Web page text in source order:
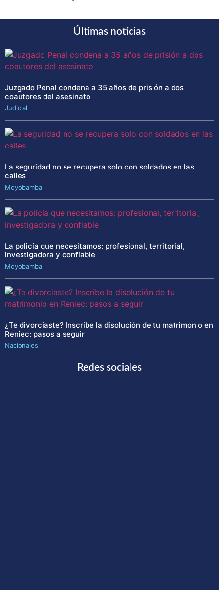
Últimas noticias
Juzgado Penal condena a 35 años de prisión a dos
coautores del asesinato
Judicial
La seguridad no se recupera solo con soldados en las
calles
Moyobamba
La policía que necesitamos: profesional, territorial,
investigadora y confiable
Moyobamba
¿Te divorciaste? Inscribe la disolución de tu matrimonio en
Reniec: pasos a seguir
Nacionales
Redes sociales